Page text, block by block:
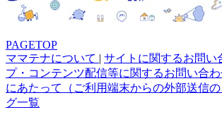
PAGETOP
ママテナについて | サイトに関するお問い
プ・コンテンツ配信等に関するお問い合
にあたって（ご利用端末からの外部送信の
グ一覧